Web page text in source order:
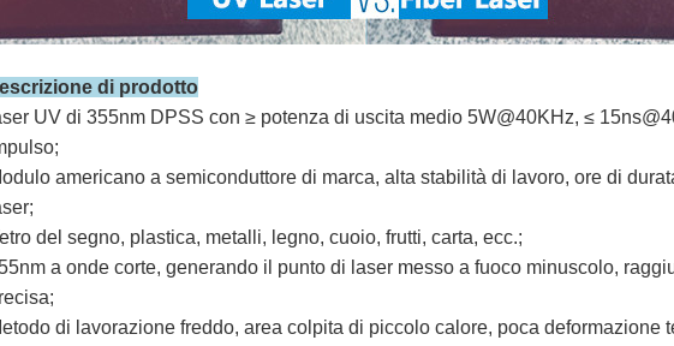
di prodotto
UV di 355nm DPSS con ≥ potenza di uscita medio 5W@40KHz, ≤
americano a semiconduttore di marca, alta stabilità di lavoro, ore di
del segno, plastica, metalli, legno, cuoio, frutti, carta, ecc.;
a onde corte, generando il punto di laser messo a fuoco minuscolo,
di lavorazione freddo, area colpita di piccolo calore, poca deformazione